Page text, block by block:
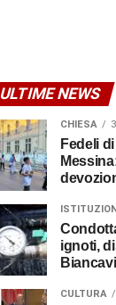
ULTIME NEWS
CHIESA
Fedeli
ISTITUZIONI
ignoti,
CULTURA